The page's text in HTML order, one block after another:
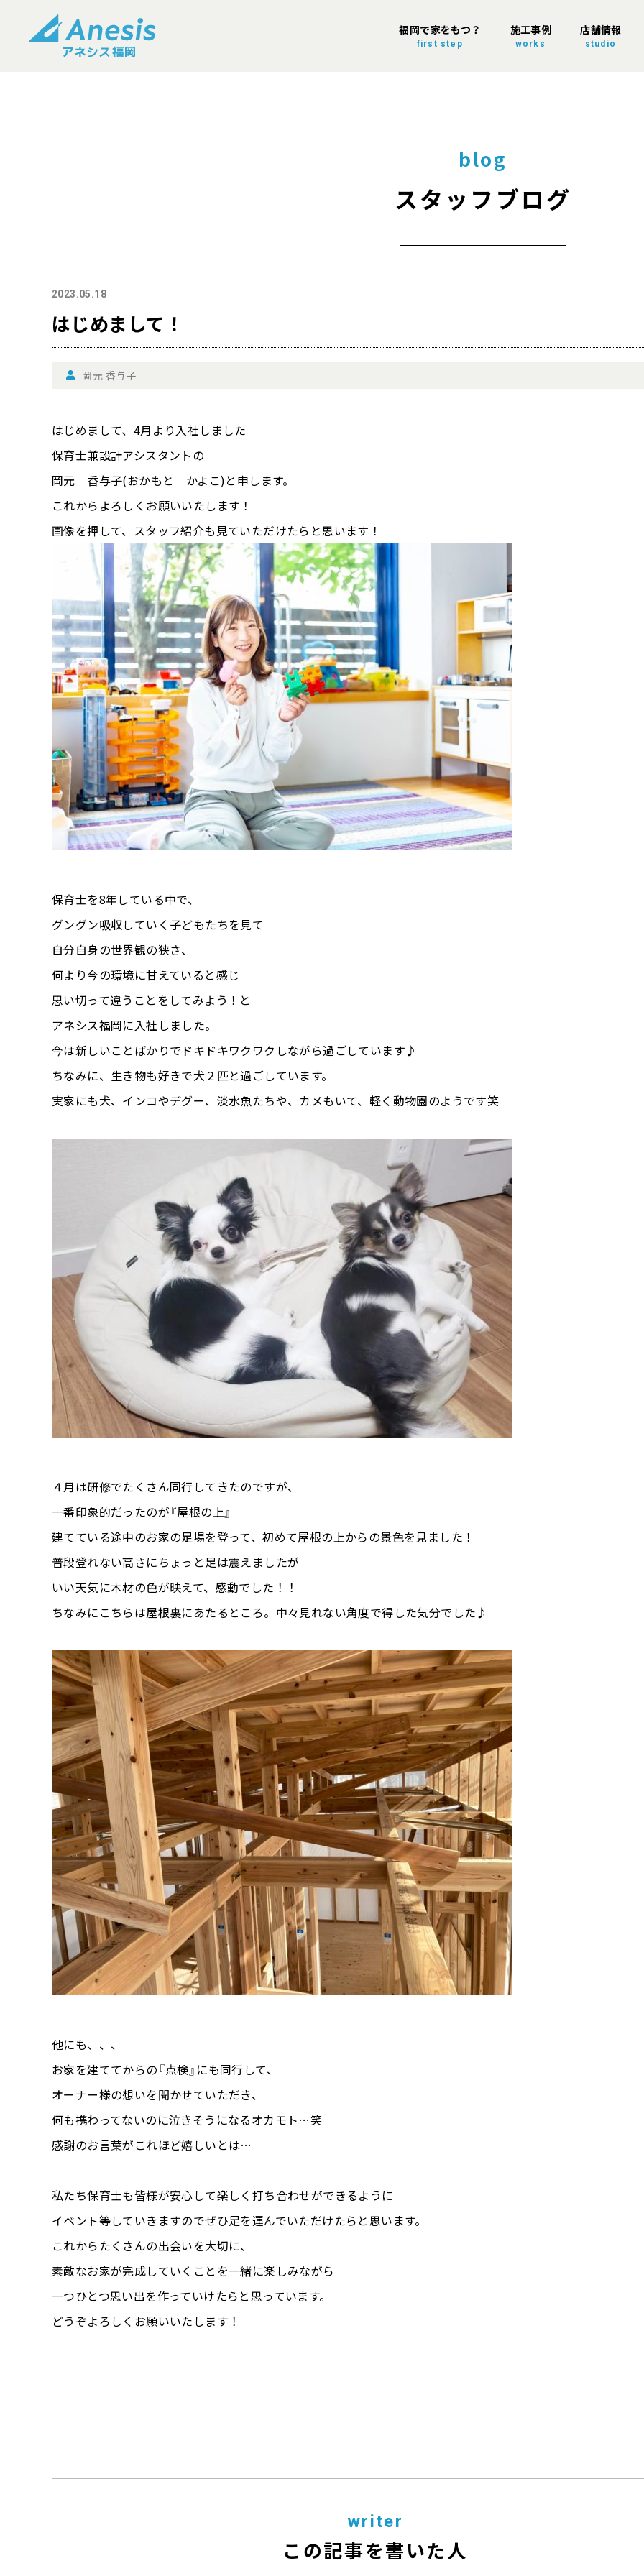
福岡で家をもつ？
first step
施工事例
works
店舗情報
studio
blog
スタッフブログ
2023.05.18
はじめまして！
岡元 香与子
はじめまして、4月より入社しました
保育士兼設計アシスタントの
岡元 香与子(おかもと かよこ)と申します。
これからよろしくお願いいたします！
画像を押して、スタッフ紹介も見ていただけたらと思います！
保育士を8年している中で、
グングン吸収していく子どもたちを見て
自分自身の世界観の狭さ、
何より今の環境に甘えていると感じ
思い切って違うことをしてみよう！と
アネシス福岡に入社しました。
今は新しいことばかりでドキドキワクワクしながら過ごしています♪
ちなみに、生き物も好きで犬２匹と過ごしています。
実家にも犬、インコやデグー、淡水魚たちや、カメもいて、軽く動物園のようです笑
４月は研修でたくさん同行してきたのですが、
一番印象的だったのが『屋根の上』
建てている途中のお家の足場を登って、初めて屋根の上からの景色を見ました！
普段登れない高さにちょっと足は震えましたが
いい天気に木材の色が映えて、感動でした！！
ちなみにこちらは屋根裏にあたるところ。中々見れない角度で得した気分でした♪
他にも、、、
お家を建ててからの『点検』にも同行して、
オーナー様の想いを聞かせていただき、
何も携わってないのに泣きそうになるオカモト…笑
感謝のお言葉がこれほど嬉しいとは…
私たち保育士も皆様が安心して楽しく打ち合わせができるように
イベント等していきますのでぜひ足を運んでいただけたらと思います。
これからたくさんの出会いを大切に、
素敵なお家が完成していくことを一緒に楽しみながら
一つひとつ思い出を作っていけたらと思っています。
どうぞよろしくお願いいたします！
writer
この記事を書いた人